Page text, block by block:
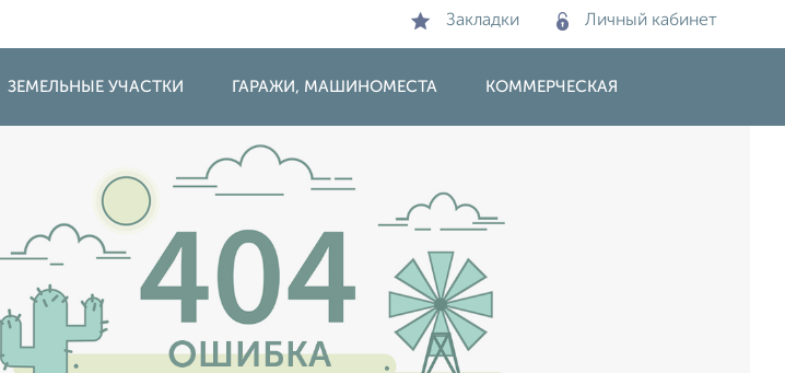
Закладки Личный кабинет
ЗЕМЕЛЬНЫЕ УЧАСТКИ ГАРАЖИ, МАШИНОМЕСТА КОММЕРЧЕСКАЯ